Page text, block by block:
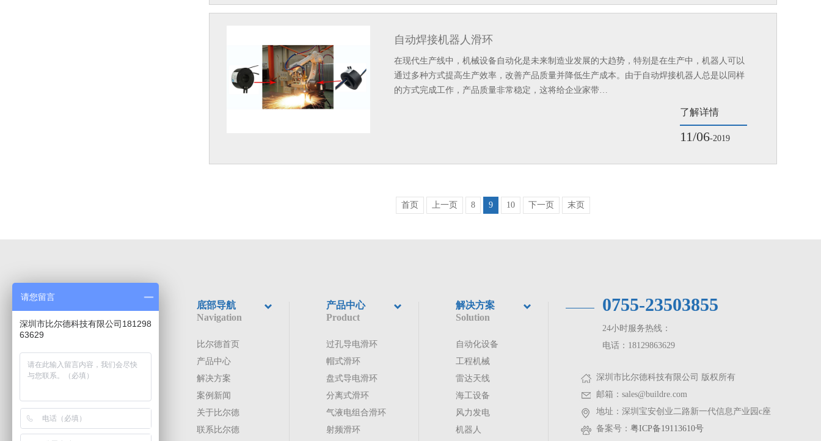
自动焊接机器人滑环
在现代生产线中，机械设备自动化是未来制造业发展的大趋势，特别是在生产中，机器人可以
通过多种方式提高生产效率，改善产品质量并降低生产成本。由于自动焊接机器人总是以同样
的方式完成工作，产品质量非常稳定，这将给企业家带…
了解详情
11/06-2019
首页 上一页 8 9 10 下一页 末页
底部导航
Navigation
比尔德首页
产品中心
解决方案
案例新闻
关于比尔德
联系比尔德
产品中心
Product
过孔导电滑环
帽式滑环
盘式导电滑环
分离式滑环
气液电组合滑环
射频滑环
解决方案
Solution
自动化设备
工程机械
雷达天线
海工设备
风力发电
机器人
0755-23503855
24小时服务热线：
电话：18129863629
深圳市比尔德科技有限公司 版权所有
邮箱：sales@buildre.com
地址：深圳宝安创业二路新一代信息产业园c座
备案号： 粤ICP备19113610号
请您留言
深圳市比尔德科技有限公司181298
63629